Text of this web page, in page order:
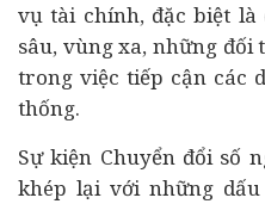
vụ tài chính, đặc biệt
sâu, vùng xa, những
trong việc tiếp cận các
thống.
Sự kiện Chuyển đổi số
khép lại với những